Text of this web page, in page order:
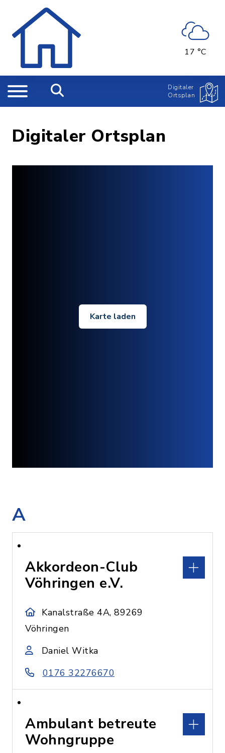
17 °C
Digitaler
Ortsplan
Digitaler Ortsplan
Karte laden
A
Akkordeon-Club
Vöhringen e.V.
Kanalstraße 4A, 89269
Vöhringen
Daniel Witka
0176 32276670
Ambulant betreute
Wohngruppe